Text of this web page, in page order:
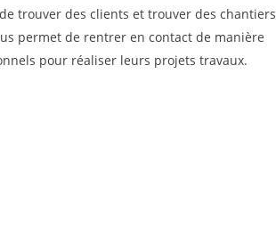
trouver des clients et trouver des chantiers
permet de rentrer en contact de manière
pour réaliser leurs projets travaux.